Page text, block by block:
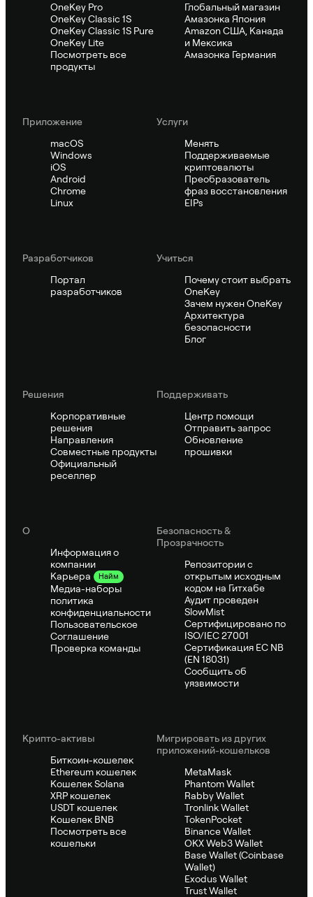
OneKey Pro
OneKey Classic 1S
OneKey Classic 1S Pure
OneKey Lite
Посмотреть все
продукты
Глобальный магазин
Амазонка Япония
Amazon США, Канада
и Мексика
Амазонка Германия
Приложение
macOS
Windows
iOS
Android
Chrome
Linux
Услуги
Менять
Поддерживаемые
криптовалюты
Преобразователь
фраз восстановления
EIPs
Pазработчиков
Портал
разработчиков
Учиться
Почему стоит выбрать
OneKey
Зачем нужен OneKey
Архитектура
безопасности
Блог
Решения
Корпоративные
решения
Направления
Совместные продукты
Официальный
реселлер
Поддерживать
Центр помощи
Отправить запрос
Обновление
прошивки
О
Информация о
компании
Карьера
Найм
Медиа-наборы
политика
конфиденциальности
Пользовательское
Соглашение
Проверка команды
Безопасность &
Прозрачность
Репозитории с
открытым исходным
кодом на Гитхабе
Аудит проведен
SlowMist
Сертифицировано по
ISO/IEC 27001
Сертификация ЕС NB
(EN 18031)
Сообщить об
уязвимости
Крипто-активы
Биткоин-кошелек
Ethereum кошелек
Кошелек Solana
XRP кошелек
USDT кошелек
Кошелек BNB
Посмотреть все
кошельки
Мигрировать из других
приложений-кошельков
MetaMask
Phantom Wallet
Rabby Wallet
Tronlink Wallet
TokenPocket
Binance Wallet
OKX Web3 Wallet
Base Wallet (Coinbase
Wallet)
Exodus Wallet
Trust Wallet